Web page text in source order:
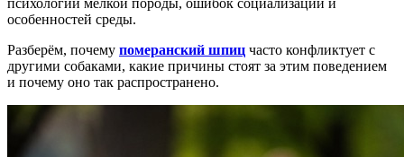
особенностей среды.
Разберём, почему померанский шпиц часто конфликтует с
другими собаками, какие причины стоят за этим поведением
и почему оно так распространено.